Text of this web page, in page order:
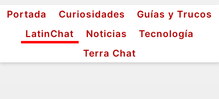
Portada Curiosidades
Guías y Trucos
LatinChat
Noticias
Tecnología
Terra Chat